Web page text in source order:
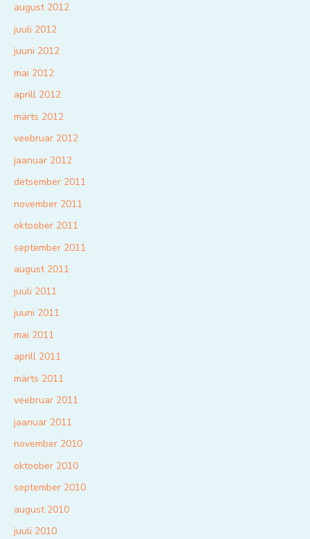
august 2012
juuli 2012
juuni 2012
mai 2012
aprill 2012
märts 2012
veebruar 2012
jaanuar 2012
detsember 2011
november 2011
oktoober 2011
september 2011
august 2011
juuli 2011
juuni 2011
mai 2011
aprill 2011
märts 2011
veebruar 2011
jaanuar 2011
november 2010
oktoober 2010
september 2010
august 2010
juuli 2010